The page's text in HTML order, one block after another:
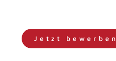
Jetzt bewerben